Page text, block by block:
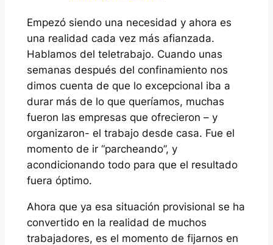
Empezó siendo una necesidad y ahora es
una realidad cada vez más afianzada.
Hablamos del teletrabajo. Cuando unas
semanas después del confinamiento nos
dimos cuenta de que lo excepcional iba a
durar más de lo que queríamos, muchas
fueron las empresas que ofrecieron – y
organizaron- el trabajo desde casa. Fue el
momento de ir “parcheando”, y
acondicionando todo para que el resultado
fuera óptimo.
Ahora que ya esa situación provisional se ha
convertido en la realidad de muchos
trabajadores, es el momento de fijarnos en